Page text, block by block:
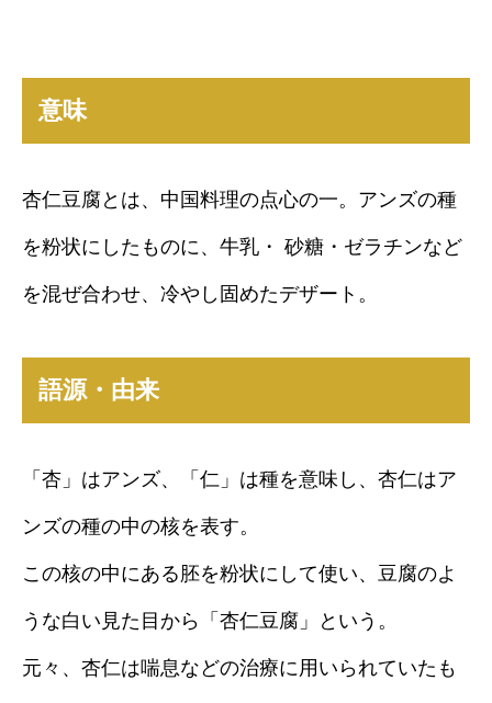
意味
杏仁豆腐とは、中国料理の点心の一。アンズの種
を粉状にしたものに、牛乳・ 砂糖・ゼラチンなど
を混ぜ合わせ、冷やし固めたデザート。
語源・由来
「杏」はアンズ、「仁」は種を意味し、杏仁はア
ンズの種の中の核を表す。
この核の中にある胚を粉状にして使い、豆腐のよ
うな白い見た目から「杏仁豆腐」という。
元々、杏仁は喘息などの治療に用いられていたも